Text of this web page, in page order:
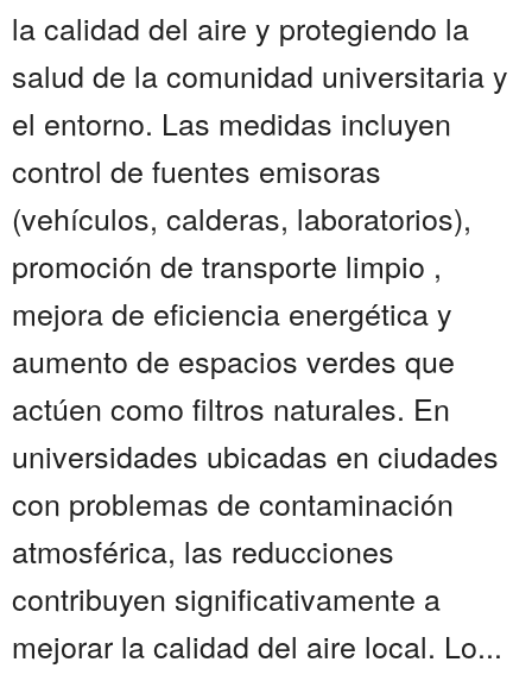
la calidad del aire y protegiendo la
salud de la comunidad universitaria y
el entorno. Las medidas incluyen
control de fuentes emisoras
(vehículos, calderas, laboratorios),
promoción de transporte limpio ,
mejora de eficiencia energética y
aumento de espacios verdes que
actúen como filtros naturales. En
universidades ubicadas en ciudades
con problemas de contaminación
atmosférica, las reducciones
contribuyen significativamente a
mejorar la calidad del aire local. Lo...